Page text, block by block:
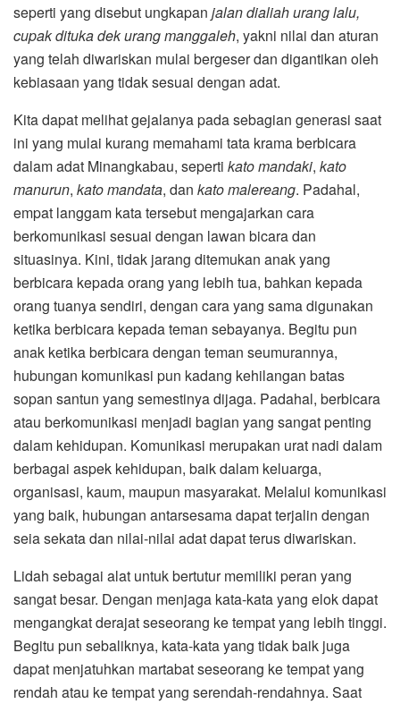
seperti yang disebut ungkapan jalan dialiah urang lalu,
cupak dituka dek urang manggaleh, yakni nilai dan aturan
yang telah diwariskan mulai bergeser dan digantikan oleh
kebiasaan yang tidak sesuai dengan adat.
Kita dapat melihat gejalanya pada sebagian generasi saat
ini yang mulai kurang memahami tata krama berbicara
dalam adat Minangkabau, seperti kato mandaki, kato
manurun, kato mandata, dan kato malereang. Padahal,
empat langgam kata tersebut mengajarkan cara
berkomunikasi sesuai dengan lawan bicara dan
situasinya. Kini, tidak jarang ditemukan anak yang
berbicara kepada orang yang lebih tua, bahkan kepada
orang tuanya sendiri, dengan cara yang sama digunakan
ketika berbicara kepada teman sebayanya. Begitu pun
anak ketika berbicara dengan teman seumurannya,
hubungan komunikasi pun kadang kehilangan batas
sopan santun yang semestinya dijaga. Padahal, berbicara
atau berkomunikasi menjadi bagian yang sangat penting
dalam kehidupan. Komunikasi merupakan urat nadi dalam
berbagai aspek kehidupan, baik dalam keluarga,
organisasi, kaum, maupun masyarakat. Melalui komunikasi
yang baik, hubungan antarsesama dapat terjalin dengan
seia sekata dan nilai-nilai adat dapat terus diwariskan.
Lidah sebagai alat untuk bertutur memiliki peran yang
sangat besar. Dengan menjaga kata-kata yang elok dapat
mengangkat derajat seseorang ke tempat yang lebih tinggi.
Begitu pun sebaliknya, kata-kata yang tidak baik juga
dapat menjatuhkan martabat seseorang ke tempat yang
rendah atau ke tempat yang serendah-rendahnya. Saat